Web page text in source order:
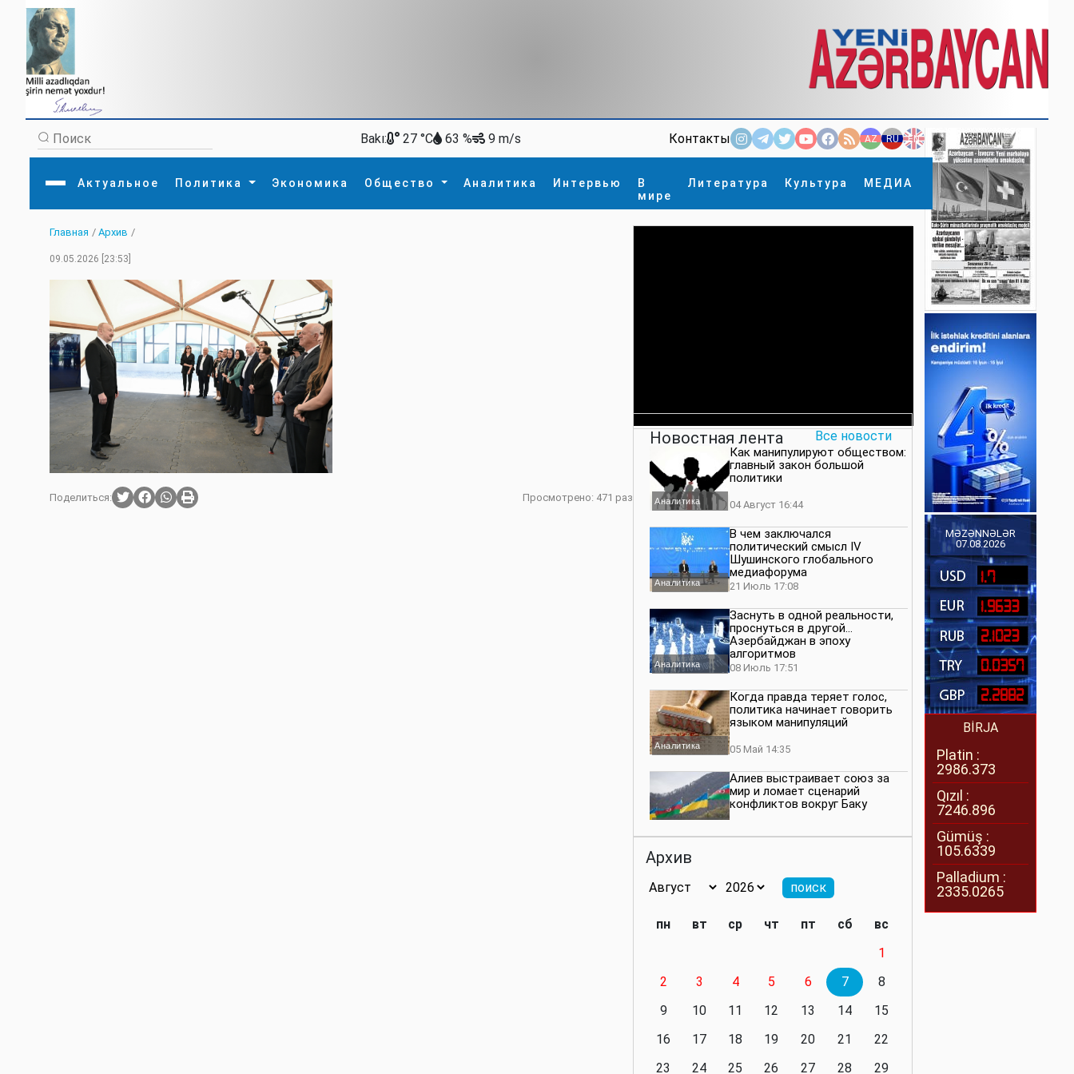
Bakı: 27 °C 63 % 9 m/s Контакты AZ RU EN
Актуальное Политика Экономика Общество Аналитика Интервью
В
мире
Литература Культура МЕДИА
×
Главная
Актуальное
Экономика
Аналитика
Культура
Интервью
Литература
МЕДИА
Внутренняя политикаНаука
Религия
Происшествие
Диаспора
Главная / Архив /
09.05.2026 [23:53]
Поделиться: Просмотрено: 471 раз
Новостная лента Все новости
Аналитика
Как манипулируют обществом:
главный закон большой
политики
04 Август 16:44
Аналитика
В чем заключался
политический смысл IV
Шушинского глобального
медиафорума
21 Июль 17:08
Аналитика
Заснуть в одной реальности,
проснуться в другой…
Азербайджан в эпоху
алгоритмов
08 Июль 17:51
Аналитика
Когда правда теряет голос,
политика начинает говорить
языком манипуляций
05 Май 14:35
Алиев выстраивает союз за
мир и ломает сценарий
конфликтов вокруг Баку
значимость региона
нейтралитета больше не будет
Политика
президенту приходится все
делать самому
Архив
пн вт ср чт пт сб
вс
1
2
3 4 5 6 7
8
9
10 11 12 13 14
15
16
17 18 19 20 21
22
23
24 25 26 27 28
29
MƏZƏNNƏLƏR
07.08.2026
1.7
1.9633
2.1023
0.0357
2.2882
BİRJA
Platin :
2986.373
Qızıl :
7246.896
Gümüş :
105.6339
Palladium :
2335.0265